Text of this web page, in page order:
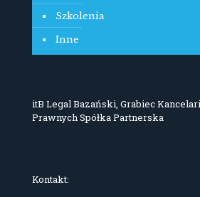
Szkolenia
Inne
itB Legal Bazański, Grabiec
Prawnych Spółka Partnerska
Kontakt: